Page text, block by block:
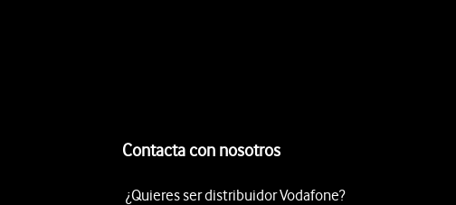
Contacta con nosotros
¿Quieres ser distribuidor Vodafone?